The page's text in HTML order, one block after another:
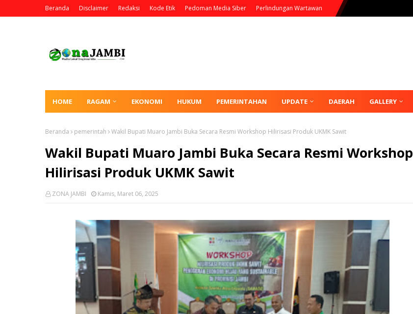
Beranda Disclaimer Redaksi Kode Etik Pedoman Media Siber Perlindungan Wartawan
HOME RAGAM EKONOMI HUKUM PEMERINTAHAN UPDATE DAERAH GALLERY
Beranda pemerintah Wakil Bupati Muaro Jambi Buka Secara Resmi Workshop Hilirisasi Produk UKMK Sawit
Wakil Bupati Muaro Jambi Buka Secara Resmi Workshop
Hilirisasi Produk UKMK Sawit
ZONA JAMBI Kamis, Maret 06, 2025